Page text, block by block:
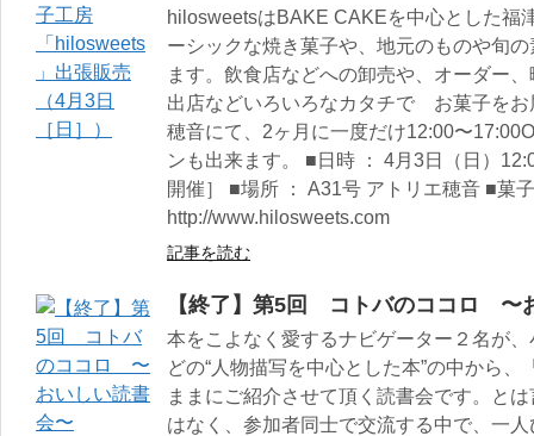
hilosweetsはBAKE CAKEを中心とした福
ーシックな焼き菓子や、地元のものや旬
ます。飲食店などへの卸売や、オーダー
出店などいろいろなカタチで お菓子をお
穂音にて、2ヶ月に一度だけ12:00〜
ンも出来ます。 ■日時 ： 4月3日（日）
開催］ ■場所 ： A31号 アトリエ穂音 ■菓
http://www.hilosweets.com
記事を読む
【終了】第5回 コトバのココロ 〜
本をこよなく愛するナビゲーター２名が
どの“人物描写を中心とした本”の中から
ままにご紹介させて頂く読書会です。と
はなく、参加者同士で交流する中で、一